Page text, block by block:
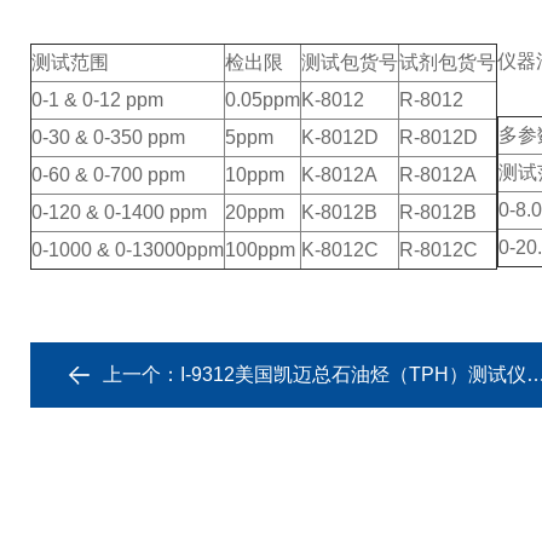
测试范围 检出限 测试包货号试剂包货号
0-1 & 0-12 ppm
0.05ppmK-8012
R-8012
0-30 & 0-350 ppm
5ppm K-8012D
R-8012D
0-60 & 0-700 ppm
10ppm K-8012A
R-8012A
0-120 & 0-1400 ppm
20ppm K-8012B
R-8012B
0-1000 & 0-13000ppm100ppm K-8012C R-8012C
仪器
多
测试
0-
0-
上一个： I-9312美国凯迈总石油烃（TPH）测试仪【停产】